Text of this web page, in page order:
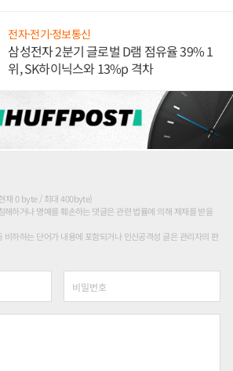
전자·전기·정보통신
삼성전자 2분기 글로벌 D램 점유율 39% 1
위, SK하이닉스와 13%p 격차
재 0 byte / 최대 400byte)
해하거나 명예를 훼손하는 댓글은 관련 법률에 의해 제재를 받을
비하하는 단어가 내용에 포함되거나 인신공격성 글은 관리자의 판